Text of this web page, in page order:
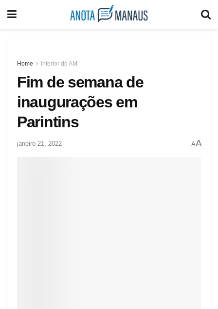
Home Interior do AM
Fim de semana de
inaugurações em
Parintins
janeiro 21, 2022 AA